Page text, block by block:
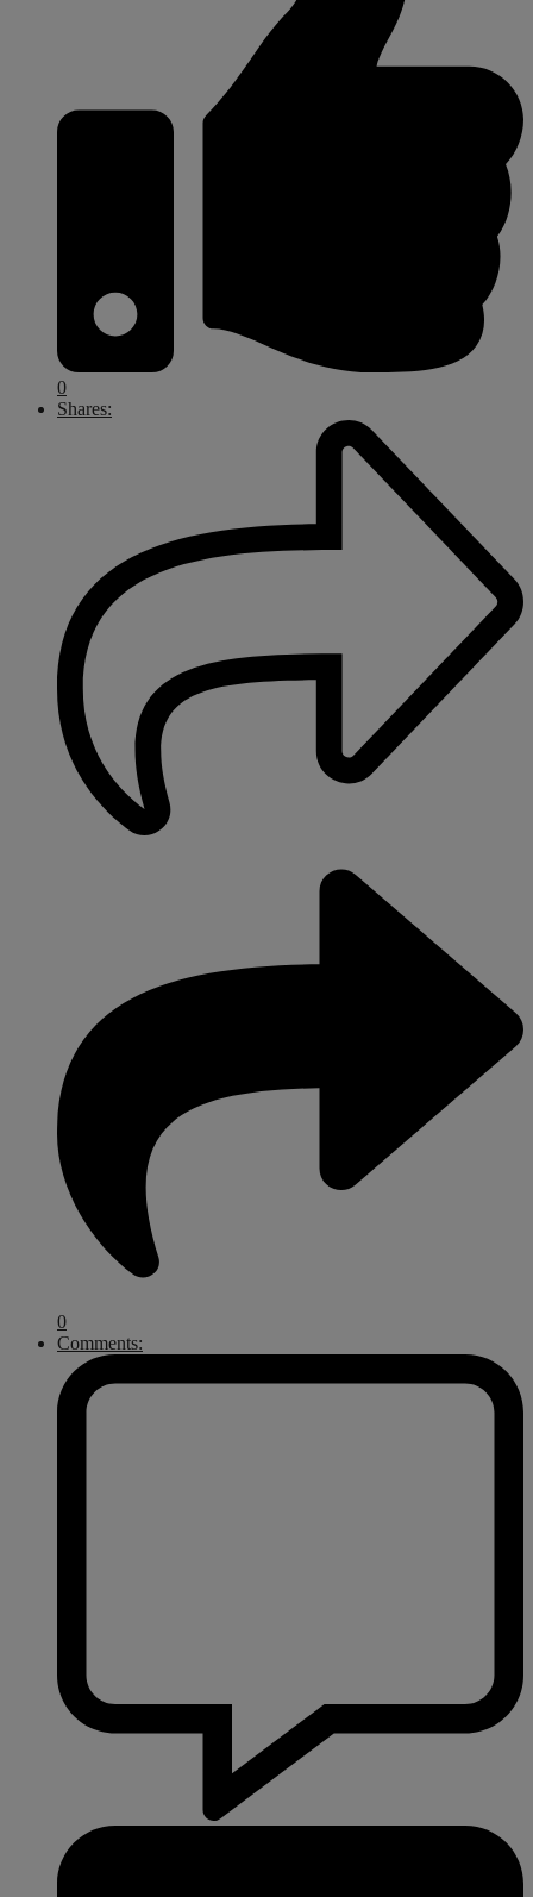
0
Shares:
0
Comments: